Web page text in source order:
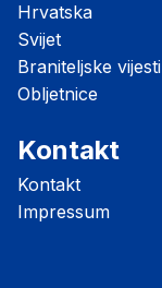
Hrvatska
Svijet
Braniteljske vijesti
Obljetnice
Kontakt
Kontakt
Impressum